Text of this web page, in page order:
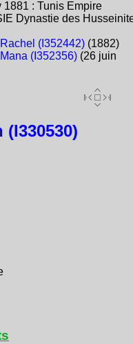
1881 : Tunis Empire
Dynastie des
(I352442)(1882)
(I352356)(26 juin